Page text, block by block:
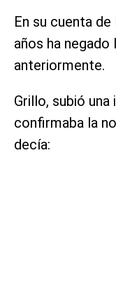
En su cuenta
años ha
anteriormente.
Grillo, subió
confirmaba la
decía: